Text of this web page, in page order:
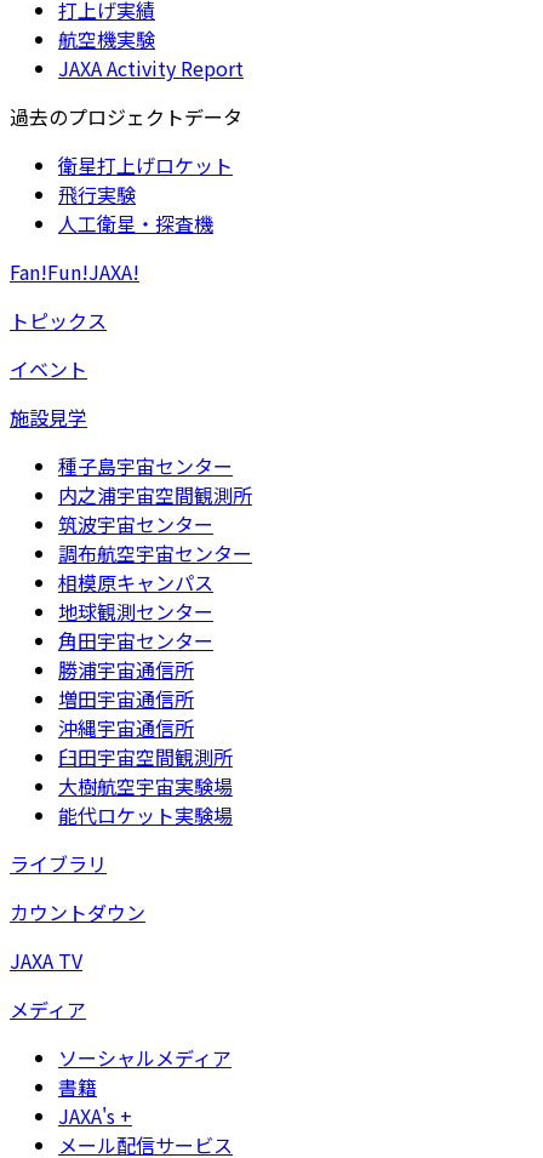
打上げ実績
航空機実験
JAXA Activity Report
過去のプロジェクトデータ
衛星打上げロケット
飛行実験
人工衛星・探査機
Fan!Fun!JAXA!
トピックス
イベント
施設見学
種子島宇宙センター
内之浦宇宙空間観測所
筑波宇宙センター
調布航空宇宙センター
相模原キャンパス
地球観測センター
角田宇宙センター
勝浦宇宙通信所
増田宇宙通信所
沖縄宇宙通信所
臼田宇宙空間観測所
大樹航空宇宙実験場
能代ロケット実験場
ライブラリ
カウントダウン
JAXA TV
メディア
ソーシャルメディア
書籍
JAXA's +
メール配信サービス